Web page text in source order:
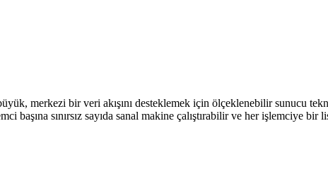
merkezi bir veri akışını desteklemek için ölçeklenebilir sunucu
başına sınırsız sayıda sanal makine çalıştırabilir ve her işlemciye